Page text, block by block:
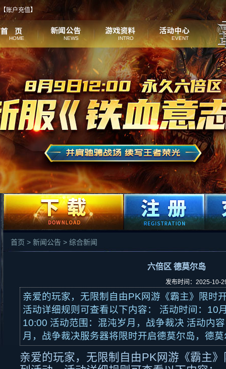
【账户充值】
HOME NEWS INTRO EVENT
首页 > 新闻公告 > 综合新闻
六倍区 德莫尔岛
发布时间：2025-
亲爱的玩家，无限制自由PK网游《霸主》限时
活动详细规则可查看以下内容： 活动时间：10
10:00 活动范围：混沌岁月，战争裁决 活动内
月，战争裁决服务器将限时开启德莫尔岛，德
亲爱的玩家，无限制自由PK网游《霸主